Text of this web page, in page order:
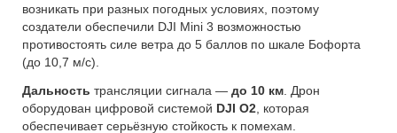
возникать при разных погодных условиях, поэтому
создатели обеспечили DJI Mini 3 возможностью
противостоять силе ветра до 5 баллов по шкале Бофорта
(до 10,7 м/с).
Дальность трансляции сигнала — до 10 км . Дрон
оборудован цифровой системой DJI O2 , которая
обеспечивает серьёзную стойкость к помехам.